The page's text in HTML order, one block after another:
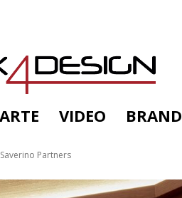
ARTE VIDEO BRAND
Partners